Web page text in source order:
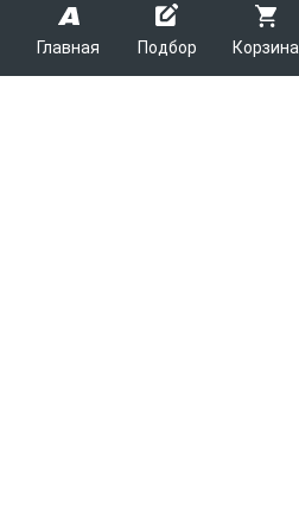
Главная Подбор Корзина